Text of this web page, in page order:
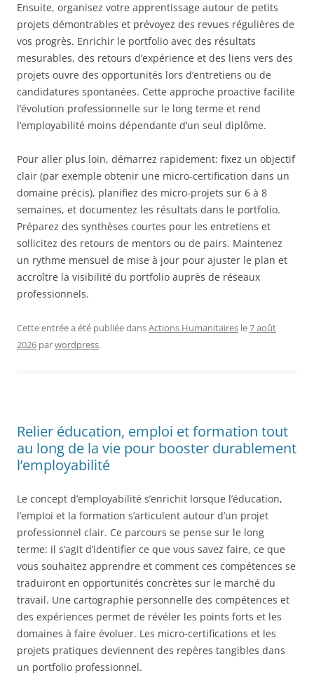
Ensuite, organisez votre apprentissage autour de petits
projets démontrables et prévoyez des revues régulières de
vos progrès. Enrichir le portfolio avec des résultats
mesurables, des retours d’expérience et des liens vers des
projets ouvre des opportunités lors d’entretiens ou de
candidatures spontanées. Cette approche proactive facilite
l’évolution professionnelle sur le long terme et rend
l’employabilité moins dépendante d’un seul diplôme.
Pour aller plus loin, démarrez rapidement: fixez un objectif
clair (par exemple obtenir une micro-certification dans un
domaine précis), planifiez des micro-projets sur 6 à 8
semaines, et documentez les résultats dans le portfolio.
Préparez des synthèses courtes pour les entretiens et
sollicitez des retours de mentors ou de pairs. Maintenez
un rythme mensuel de mise à jour pour ajuster le plan et
accroître la visibilité du portfolio auprès de réseaux
professionnels.
Cette entrée a été publiée dansActions Humanitaires le7 août
2026 parwordpress.
Relier éducation, emploi et formation tout
au long de la vie pour booster durablement
l’employabilité
Le concept d’employabilité s’enrichit lorsque l’éducation,
l’emploi et la formation s’articulent autour d’un projet
professionnel clair. Ce parcours se pense sur le long
terme: il s’agit d’identifier ce que vous savez faire, ce que
vous souhaitez apprendre et comment ces compétences se
traduiront en opportunités concrètes sur le marché du
travail. Une cartographie personnelle des compétences et
des expériences permet de révéler les points forts et les
domaines à faire évoluer. Les micro-certifications et les
projets pratiques deviennent des repères tangibles dans
un portfolio professionnel.